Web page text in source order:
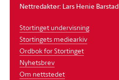
Nettredaktør: Lars Henie Barstad
Stortinget undervisning
Stortingets mediearkiv
Ordbok for Stortinget
Nyhetsbrev
Om nettstedet